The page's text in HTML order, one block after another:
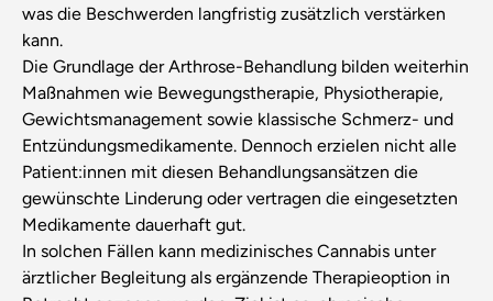
was die Beschwerden langfristig zusätzlich verstärken
kann.
Die Grundlage der Arthrose-Behandlung bilden weiterhin
Maßnahmen wie Bewegungstherapie, Physiotherapie,
Gewichtsmanagement sowie klassische Schmerz- und
Entzündungsmedikamente. Dennoch erzielen nicht alle
Patient:innen mit diesen Behandlungsansätzen die
gewünschte Linderung oder vertragen die eingesetzten
Medikamente dauerhaft gut.
In solchen Fällen kann medizinisches Cannabis unter
ärztlicher Begleitung als ergänzende Therapieoption in